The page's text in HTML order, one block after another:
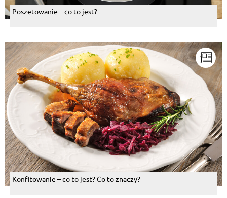
Poszetowanie – co to jest?
Konfitowanie – co to jest? Co to znaczy?